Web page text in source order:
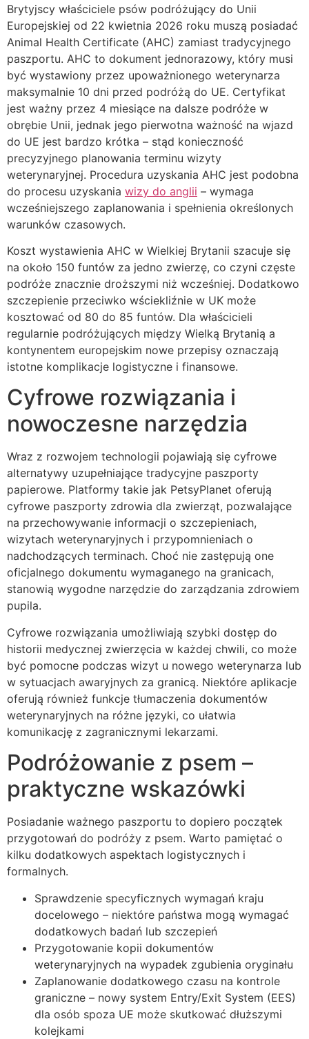
Brytyjscy właściciele psów podróżujący do Unii
Europejskiej od 22 kwietnia 2026 roku muszą posiadać
Animal Health Certificate (AHC) zamiast tradycyjnego
paszportu. AHC to dokument jednorazowy, który musi
być wystawiony przez upoważnionego weterynarza
maksymalnie 10 dni przed podróżą do UE. Certyfikat
jest ważny przez 4 miesiące na dalsze podróże w
obrębie Unii, jednak jego pierwotna ważność na wjazd
do UE jest bardzo krótka – stąd konieczność
precyzyjnego planowania terminu wizyty
weterynaryjnej. Procedura uzyskania AHC jest podobna
do procesu uzyskania wizy do anglii – wymaga
wcześniejszego zaplanowania i spełnienia określonych
warunków czasowych.
Koszt wystawienia AHC w Wielkiej Brytanii szacuje się
na około 150 funtów za jedno zwierzę, co czyni częste
podróże znacznie droższymi niż wcześniej. Dodatkowo
szczepienie przeciwko wściekliźnie w UK może
kosztować od 80 do 85 funtów. Dla właścicieli
regularnie podróżujących między Wielką Brytanią a
kontynentem europejskim nowe przepisy oznaczają
istotne komplikacje logistyczne i finansowe.
Cyfrowe rozwiązania i
nowoczesne narzędzia
Wraz z rozwojem technologii pojawiają się cyfrowe
alternatywy uzupełniające tradycyjne paszporty
papierowe. Platformy takie jak PetsyPlanet oferują
cyfrowe paszporty zdrowia dla zwierząt, pozwalające
na przechowywanie informacji o szczepieniach,
wizytach weterynaryjnych i przypomnieniach o
nadchodzących terminach. Choć nie zastępują one
oficjalnego dokumentu wymaganego na granicach,
stanowią wygodne narzędzie do zarządzania zdrowiem
pupila.
Cyfrowe rozwiązania umożliwiają szybki dostęp do
historii medycznej zwierzęcia w każdej chwili, co może
być pomocne podczas wizyt u nowego weterynarza lub
w sytuacjach awaryjnych za granicą. Niektóre aplikacje
oferują również funkcje tłumaczenia dokumentów
weterynaryjnych na różne języki, co ułatwia
komunikację z zagranicznymi lekarzami.
Podróżowanie z psem –
praktyczne wskazówki
Posiadanie ważnego paszportu to dopiero początek
przygotowań do podróży z psem. Warto pamiętać o
kilku dodatkowych aspektach logistycznych i
formalnych.
Sprawdzenie specyficznych wymagań kraju
docelowego – niektóre państwa mogą wymagać
dodatkowych badań lub szczepień
Przygotowanie kopii dokumentów
weterynaryjnych na wypadek zgubienia oryginału
Zaplanowanie dodatkowego czasu na kontrole
graniczne – nowy system Entry/Exit System (EES)
dla osób spoza UE może skutkować dłuższymi
kolejkami